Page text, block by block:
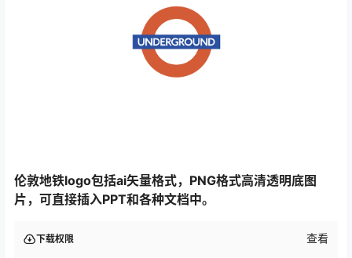
伦敦地铁logo包括ai矢量格式，PNG格式高清透明底图
片，可直接插入PPT和各种文档中。
下载权限 查看